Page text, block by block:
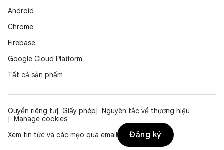
Android
Chrome
Firebase
Google Cloud Platform
Tất cả sản phẩm
Quyền riêng tư Giấy phép
Nguyên tắc về thương hiệu
Manage cookies
Xem tin tức và các mẹo qua email
Đăng ký